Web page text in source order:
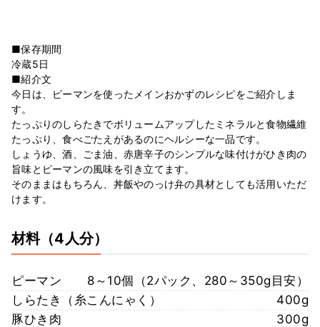
■保存期間
冷蔵5日
■紹介文
今日は、ピーマンを使ったメインおかずのレシピをご紹介しま
す。
たっぷりのしらたきでボリュームアップしたミネラルと食物繊維
たっぷり、食べごたえがあるのにヘルシーな一品です。
しょうゆ、酒、ごま油、赤唐辛子のシンプルな味付けがひき肉の
旨味とピーマンの風味を引き立てます。
そのままはもちろん、丼飯やのっけ弁の具材としても活用いただ
けます。
材料（4人分）
ピーマン
8～10個（2パック、280～350g目安）
しらたき（糸こんにゃく）
400g
豚ひき肉
300g